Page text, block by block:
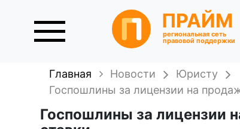
ПРАЙМ
региональная сеть
правовой поддержки
Главная Новости
Юристу
Госпошлины за лицензии на
Госпошлины за лицензии